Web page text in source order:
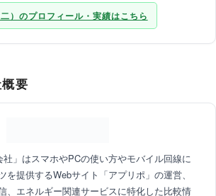
）のプロフィール・実績はこちら
要
」はスマホやPCの使い方やモバイル回線に
を提供するWebサイト「アプリポ」の運営、
、エネルギー関連サービスに特化した比較情